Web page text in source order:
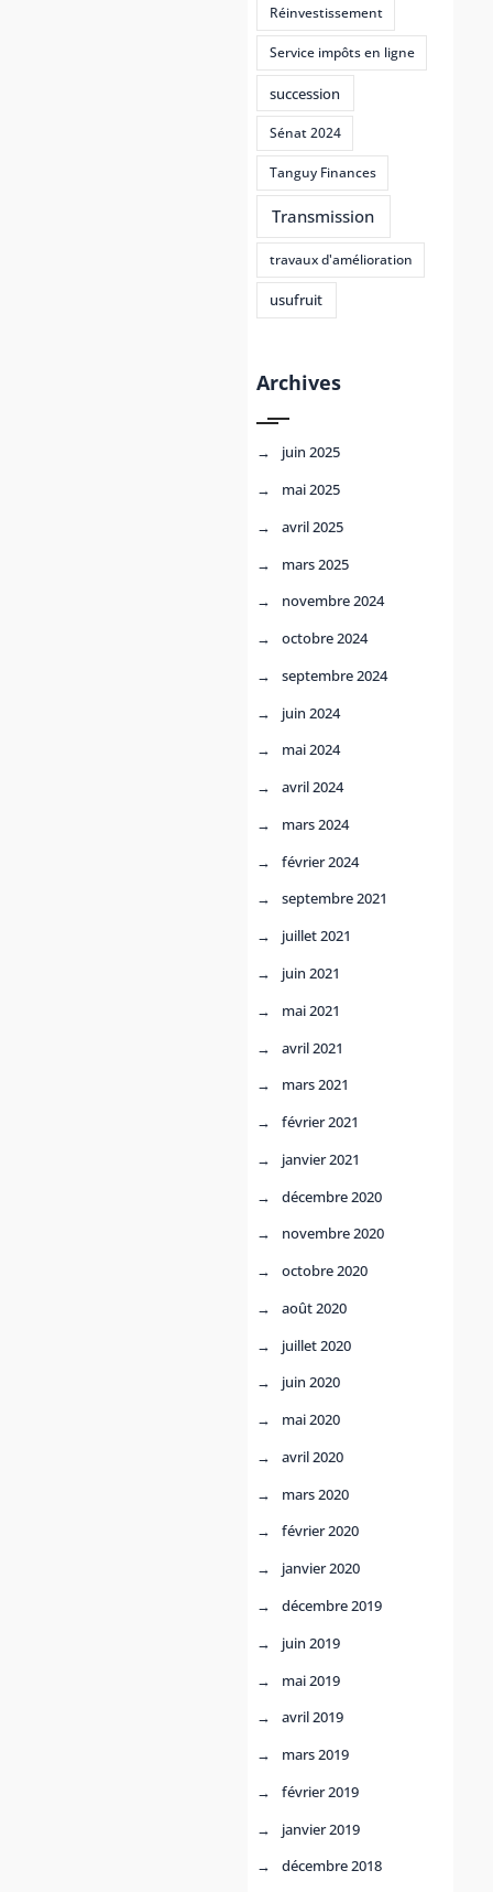
Réinvestissement
Service impôts en ligne
succession
Sénat 2024
Tanguy Finances
Transmission
travaux d'amélioration
usufruit
Archives
juin 2025
mai 2025
avril 2025
mars 2025
novembre 2024
octobre 2024
septembre 2024
juin 2024
mai 2024
avril 2024
mars 2024
février 2024
septembre 2021
juillet 2021
juin 2021
mai 2021
avril 2021
mars 2021
février 2021
janvier 2021
décembre 2020
novembre 2020
octobre 2020
août 2020
juillet 2020
juin 2020
mai 2020
avril 2020
mars 2020
février 2020
janvier 2020
décembre 2019
juin 2019
mai 2019
avril 2019
mars 2019
février 2019
janvier 2019
décembre 2018